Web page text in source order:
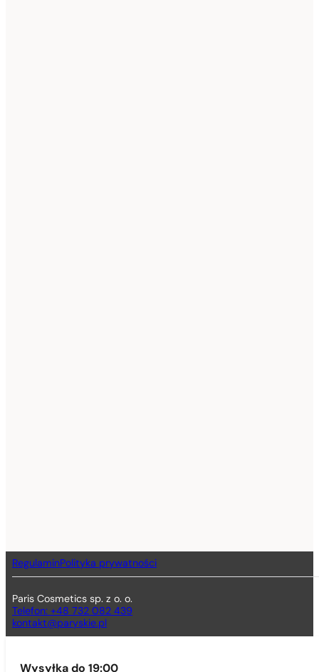
RegulaminPolityka prywatności
Paris Cosmetics sp. z o. o.
Telefon: +48 732 082 439
kontakt@paryskie.pl
Wysyłka do 19:00